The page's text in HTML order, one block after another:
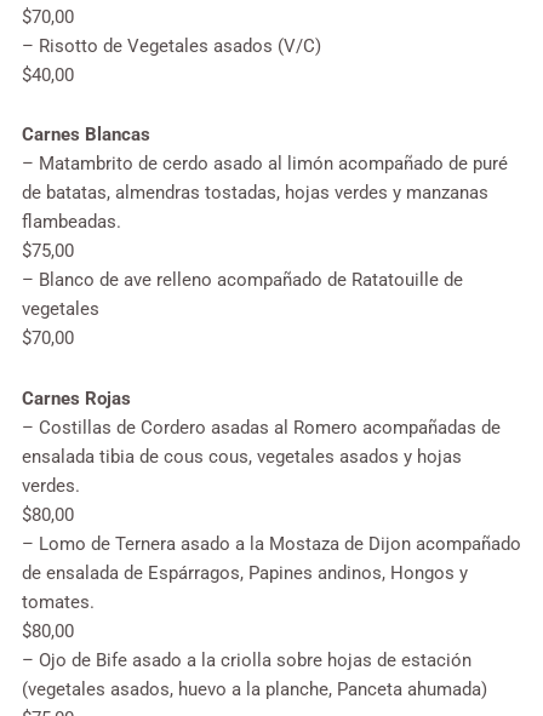
$70,00
– Risotto de Vegetales asados (V/C)
$40,00
Carnes Blancas
– Matambrito de cerdo asado al limón acompañado de puré
de batatas, almendras tostadas, hojas verdes y manzanas
flambeadas.
$75,00
– Blanco de ave relleno acompañado de Ratatouille de
vegetales
$70,00
Carnes Rojas
– Costillas de Cordero asadas al Romero acompañadas de
ensalada tibia de cous cous, vegetales asados y hojas
verdes.
$80,00
– Lomo de Ternera asado a la Mostaza de Dijon acompañado
de ensalada de Espárragos, Papines andinos, Hongos y
tomates.
$80,00
– Ojo de Bife asado a la criolla sobre hojas de estación
(vegetales asados, huevo a la planche, Panceta ahumada)